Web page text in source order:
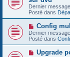
g
e
m
e
s
s
g
e
u
v
e
a
u
m
e
s
s
Dernier
Posté dans
N
o
u
v
e
a
Config
Dernier
Posté dans
NUpgrade